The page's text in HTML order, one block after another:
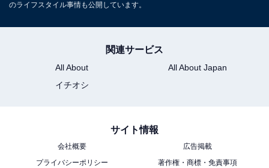
のライフスタイル事情も公開しています。
関連サービス
All About
All About Japan
イチオシ
サイト情報
会社概要
広告掲載
プライバシーポリシー
著作権・商標・免責事項